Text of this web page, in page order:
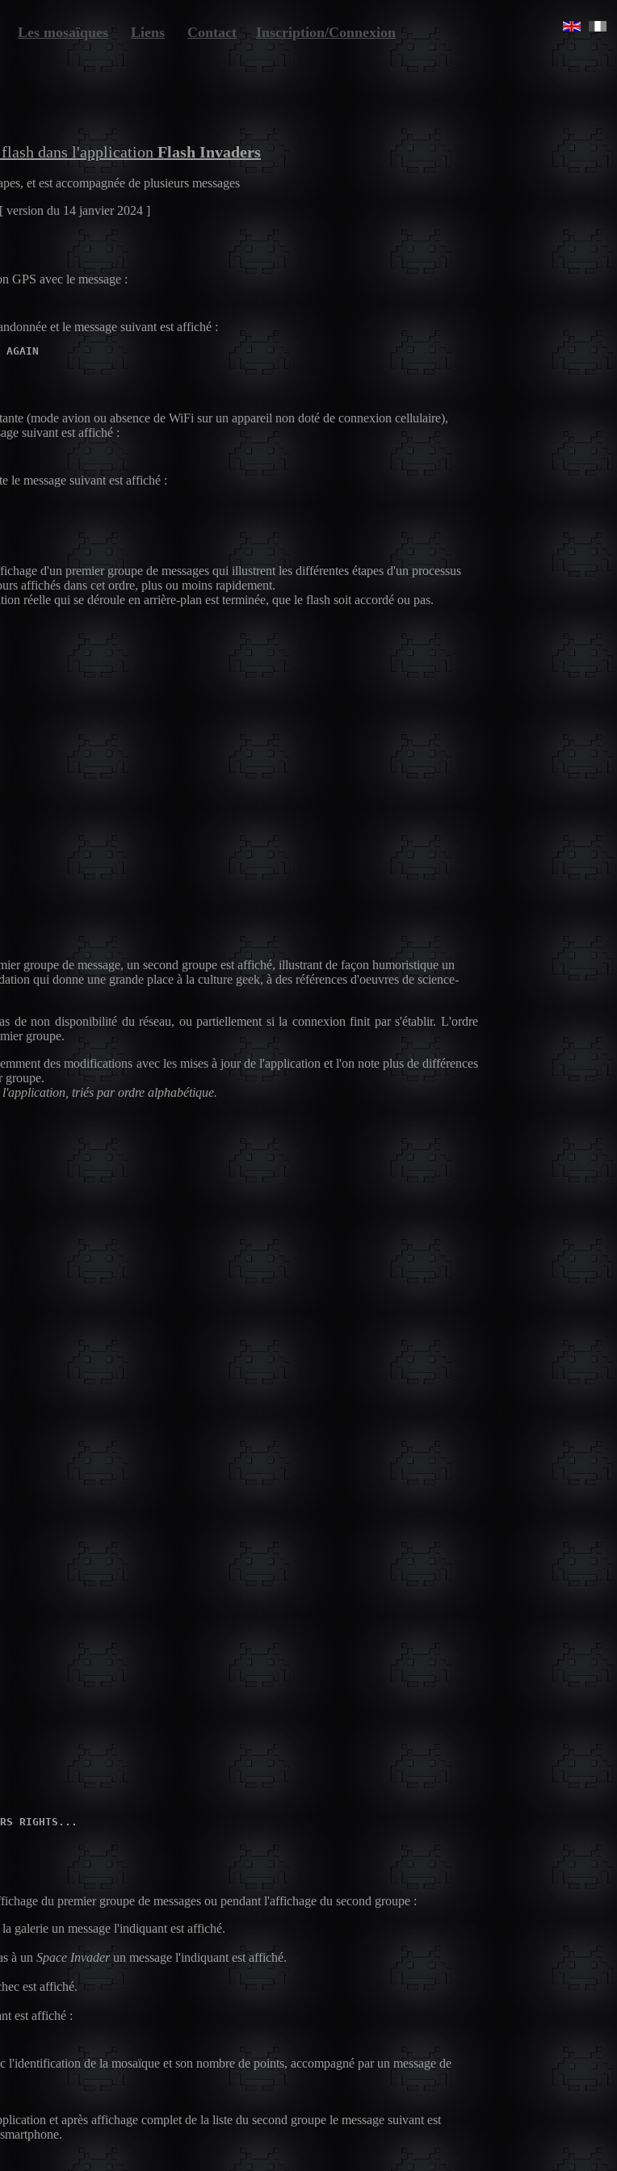
Les mosaïques
Liens Contact Inscription/Connexion
dans l'application Flash Invaders
et est accompagnée de plusieurs messages
[ version du 14 janvier 2024 ]
GPS avec le message :
et le message suivant est affiché :
AGAIN
(mode avion ou absence de WiFi sur un appareil non doté de connexion cellulaire),
suivant est affiché :
le message suivant est affiché :
d'un premier groupe de messages qui illustrent les différentes étapes d'un processus
affichés dans cet ordre, plus ou moins rapidement.
réelle qui se déroule en arrière-plan est terminée, que le flash soit accordé ou pas.
groupe de message, un second groupe est affiché, illustrant de façon humoristique un
qui donne une grande place à la culture geek, à des références d'oeuvres de science-
de non disponibilité du réseau, ou partiellement si la connexion finit par s'établir. L'ordre
groupe.
des modifications avec les mises à jour de l'application et l'on note plus de différences
groupe.
triés par ordre alphabétique.
du premier groupe de messages ou pendant l'affichage du second groupe :
galerie un message l'indiquant est affiché.
à un Space Invaderun message l'indiquant est affiché.
est affiché.
est affiché :
de la mosaïque et son nombre de points, accompagné par un message de
et après affichage complet de la liste du second groupe le message suivant est